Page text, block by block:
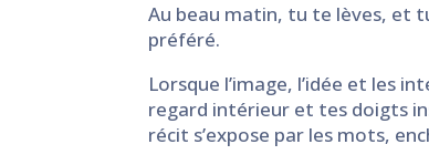
Au beau matin, tu te lèves, et
préféré.
Lorsque l’image, l’idée et les
regard intérieur et tes doigts
récit s’expose par les mots,